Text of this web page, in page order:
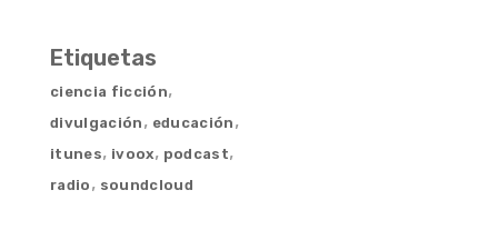
Etiquetas
ciencia ficción,
divulgación , educación ,
itunes, ivoox, podcast,
radio , soundcloud